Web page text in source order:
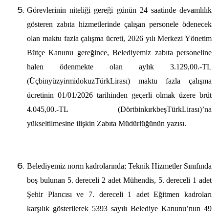
Görevlerinin niteliği gereği günün 24 saatinde devamlılık
gösteren zabıta hizmetlerinde çalışan personele ödenecek
olan maktu fazla çalışma ücreti, 2026 yılı Merkezi Yönetim
Bütçe Kanunu gereğince, Belediyemiz zabıta personeline
halen ödenmekte olan aylık 3.129,00.-TL
(ÜçbinyüzyirmidokuzTürkLirası) maktu fazla çalışma
ücretinin 01/01/2026 tarihinden geçerli olmak üzere brüt
4.045,00.-TL (DörtbinkırkbeşTürkLirası)’na
yükseltilmesine ilişkin Zabıta Müdürlüğünün yazısı.
Belediyemiz norm kadrolarında; Teknik Hizmetler Sınıfında
boş bulunan 5. dereceli 2 adet Mühendis, 5. dereceli 1 adet
Şehir Plancısı ve 7. dereceli 1 adet Eğitmen kadroları
karşılık gösterilerek 5393 sayılı Belediye Kanunu’nun 49